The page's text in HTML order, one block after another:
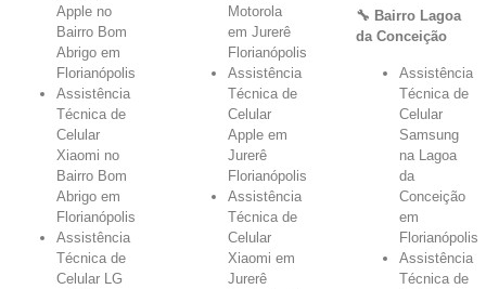
Apple no
Bairro Bom
Abrigo em
Florianópolis
Assistência
Técnica de
Celular
Xiaomi no
Bairro Bom
Abrigo em
Florianópolis
Assistência
Técnica de
Celular LG
Motorola
em Jurerê
Florianópolis
Assistência
Técnica de
Celular
Apple em
Jurerê
Florianópolis
Assistência
Técnica de
Celular
Xiaomi em
Jurerê
🔧 Bairro Lagoa
da Conceição
Assistência
Técnica de
Celular
Samsung
na Lagoa
da
Conceição
em
Florianópolis
Assistência
Técnica de